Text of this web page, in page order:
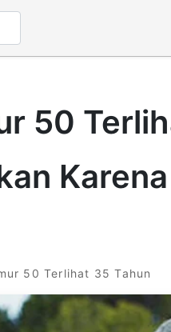
50
50 Terlihat 35 Tahun